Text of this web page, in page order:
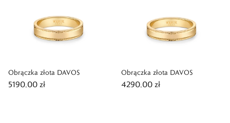
Obrączka złota DAVOS
5190,00 zł
Obrączka złota DAVOS
4290,00 zł